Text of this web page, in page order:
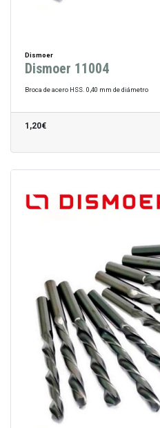
Dismoer
Dismoer 11004
Broca de acero HSS. 0,40 mm de diámetro
1,20€